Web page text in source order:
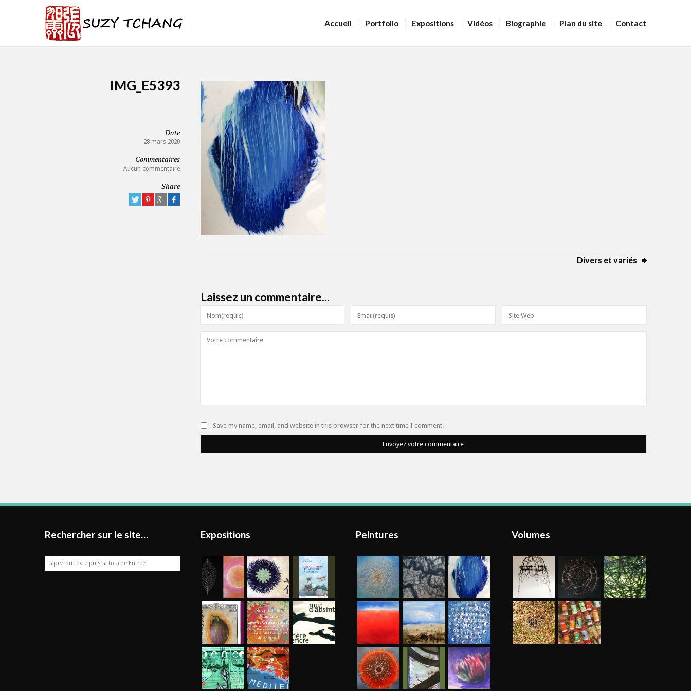
Accueil Portfolio Expositions Vidéos Biographie Plan du site Contact
IMG_E5393
Date
28 mars 2020
Commentaires
Aucun commentaire
Share
Divers et variés
Laissez un commentaire...
Save my name, email, and website in this browser for the next time I comment.
Envoyez votre commentaire
Rechercher sur le site… Expositions Peintures Volumes